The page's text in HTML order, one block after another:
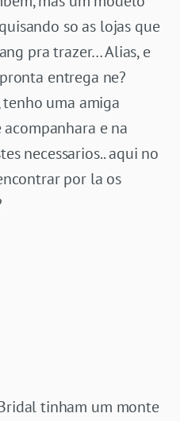
so as lojas que
pra trazer… Alias, e
entrega ne?
uma amiga
e na
necessarios.. aqui no
por la os
tinham um monte